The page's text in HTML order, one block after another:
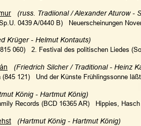
(russ. Tradiional / Alexander Aturow -
0439 A/0440 B)   Neuerscheinungen
Krüger - Helmut Kontauts)
060) 2. Festival des politischen Liedes
(Friedrich Silcher / Traditional - Heinz
(845 121)   Und der Künste Frühlingssonne
König - Hartmut König)
Records (BCD 16365 AR)   Hippies,
   (Hartmut König - Hartmut König)